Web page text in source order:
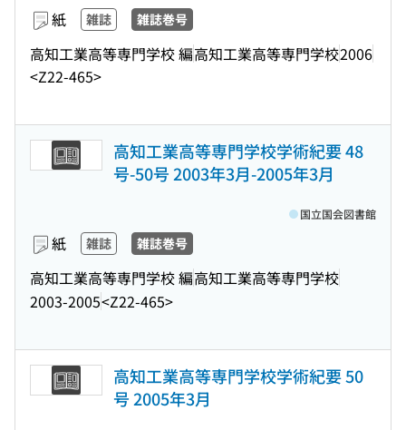
紙 雑誌 雑誌巻号
高知工業高等専門学校 編高知工業高等専門学校2006
<Z22-465>
高知工業高等専門学校学術紀要 48
号-50号 2003年3月-2005年3月
紙 雑誌 雑誌巻号
高知工業高等専門学校 編高知工業高等専門学校
2003-2005<Z22-465>
国立国会図書館
高知工業高等専門学校学術紀要 50
号 2005年3月